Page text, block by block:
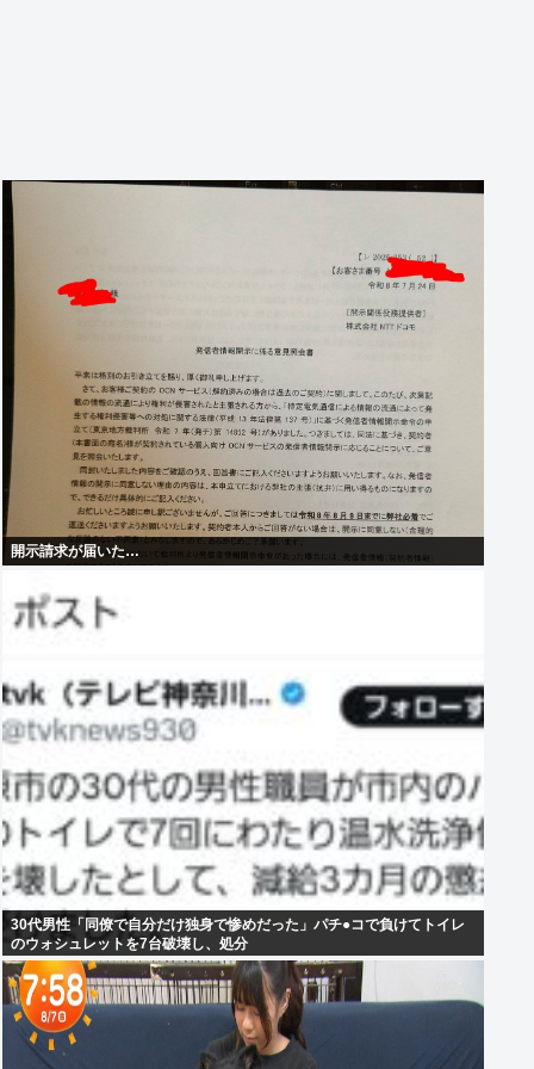
開示請求が届いた…
30代男性「同僚で自分だけ独身で惨めだった」パチ●コで負けてトイレ
のウォシュレットを7台破壊し、処分